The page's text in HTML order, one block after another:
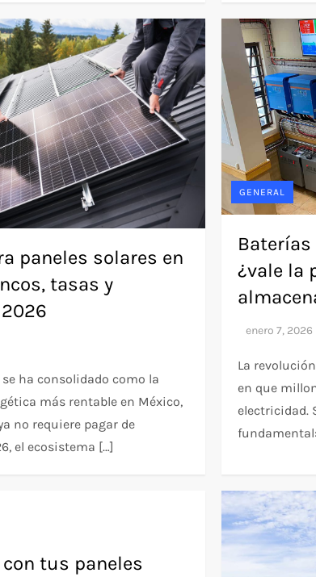
paneles solares en
tasas y
ha consolidado como la
más rentable en México,
no requiere pagar de
el ecosistema […]
GENERAL
¿vale la
La
en que
electricidad.
con tus paneles